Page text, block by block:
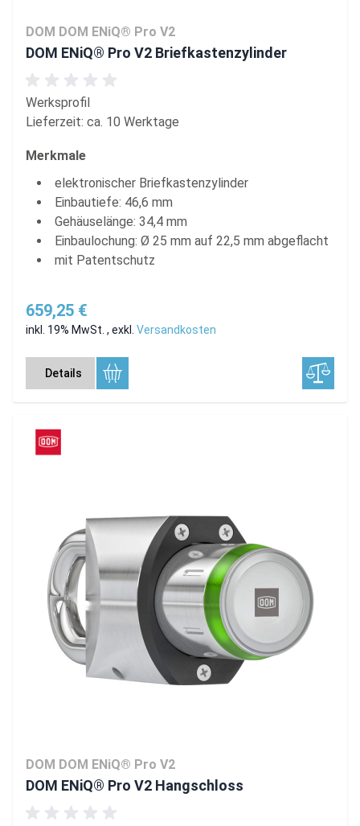
DOM DOM ENiQ® Pro V2
DOM ENiQ® Pro V2 Briefkastenzylinder
Werksprofil
Lieferzeit: ca. 10 Werktage
Merkmale
elektronischer Briefkastenzylinder
Einbautiefe: 46,6 mm
Gehäuselänge: 34,4 mm
Einbaulochung: Ø 25 mm auf 22,5 mm abgeflacht
mit Patentschutz
659,25 €
inkl. 19% MwSt. , exkl. Versandkosten
Details
DOM DOM ENiQ® Pro V2
DOM ENiQ® Pro V2 Hangschloss